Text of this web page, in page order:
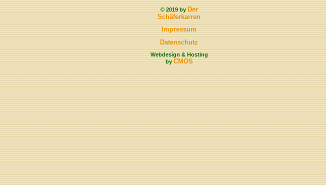
© 2019 byDer
Schäferkarren
Impressum
Datenschutz
Webdesign & Hosting
byCMOS